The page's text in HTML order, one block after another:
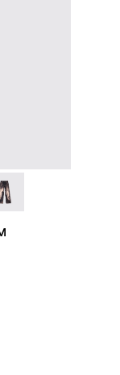
- AU00006-
DENIM -DENIM